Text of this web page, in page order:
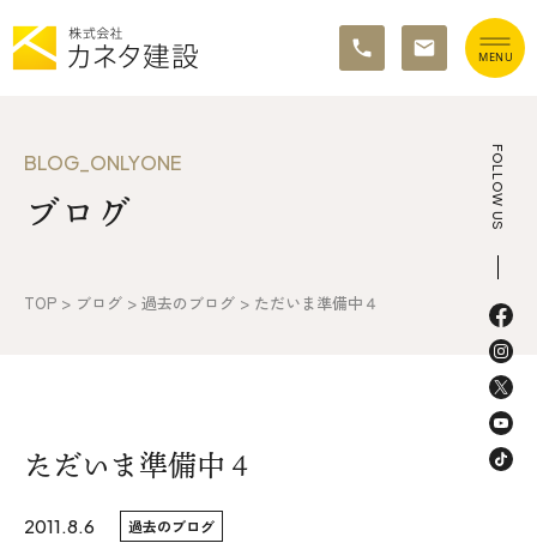
イベント情報
施工事例&お客様の声
不動産情報
FOLLOW US
BLOG_ONLYONE
ブログ
TOP > ブログ > 過去のブログ > ただいま準備中４
ただいま準備中４
2011.8.6 過去のブログ